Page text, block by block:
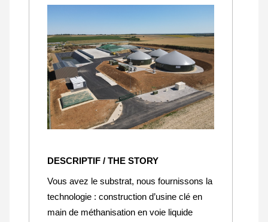
DESCRIPTIF / THE STORY
Vous avez le substrat, nous fournissons la
technologie : construction d’usine clé en
main de méthanisation en voie liquide